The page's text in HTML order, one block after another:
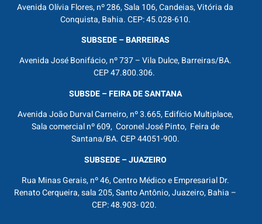
Avenida Olívia Flores, nº 286, Sala 106, Candeias, Vitória da
Conquista, Bahia. CEP: 45.028-610.
SUBSEDE – BARREIRAS
Avenida José Bonifácio, nº 737 – Vila Dulce, Barreiras/BA.
CEP 47.800.306.
SUBSDE – FEIRA DE SANTANA
Avenida João Durval Carneiro, nº 3.665, Edifício Multiplace,
Sala comercial nº 609, Coronel José Pinto, Feira de
Santana/BA. CEP 44051-900.
SUBSEDE – JUAZEIRO
Rua Minas Gerais, nº 46, Centro Médico e Empresarial Dr.
Renato Cerqueira, sala 205, Santo Antônio, Juazeiro, Bahia –
CEP: 48.903- 020.